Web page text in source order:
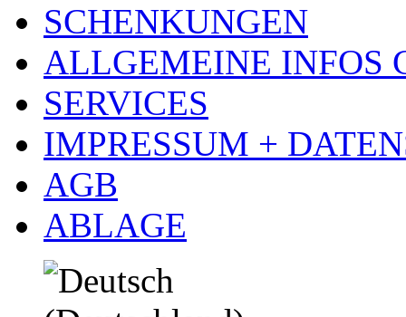
SCHENKUNGEN
ALLGEMEINE INFOS
SERVICES
IMPRESSUM +
AGB
ABLAGE